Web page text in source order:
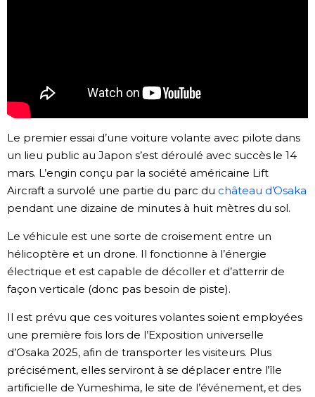
Images
Vidéos
Tokyo
Le premier essai d’une voiture volante avec pilote dans
un lieu public au Japon s’est déroulé avec succès le 14
mars. L’engin conçu par la société américaine Lift
Aircraft a survolé une partie du parc du château d’Osaka
pendant une dizaine de minutes à huit mètres du sol.
Le véhicule est une sorte de croisement entre un
hélicoptère et un drone. Il fonctionne à l’énergie
électrique et est capable de décoller et d’atterrir de
façon verticale (donc pas besoin de piste).
Il est prévu que ces voitures volantes soient employées
une première fois lors de l’Exposition universelle
d’Osaka 2025, afin de transporter les visiteurs. Plus
précisément, elles serviront à se déplacer entre l’île
artificielle de Yumeshima, le site de l’événement, et des